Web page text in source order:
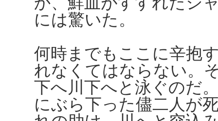
には驚いた。
何時までもここに辛抱
れなくてはならない。
下へ川下へと泳ぐのだ
にぶら下った儘二人が